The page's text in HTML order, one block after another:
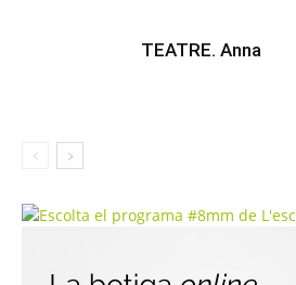
TEATRE. Anna